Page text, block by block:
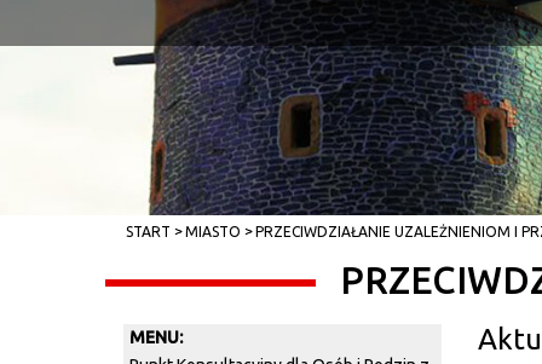
START MIASTO PRZECIWDZIAŁANIE UZALEŻNIENIOM I
MENU: